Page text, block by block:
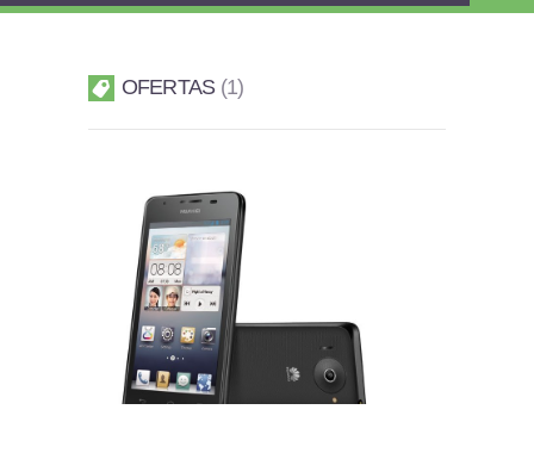
OFERTAS 1